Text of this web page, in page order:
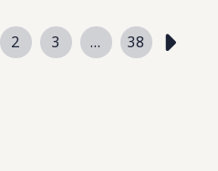
2 3 ... 38